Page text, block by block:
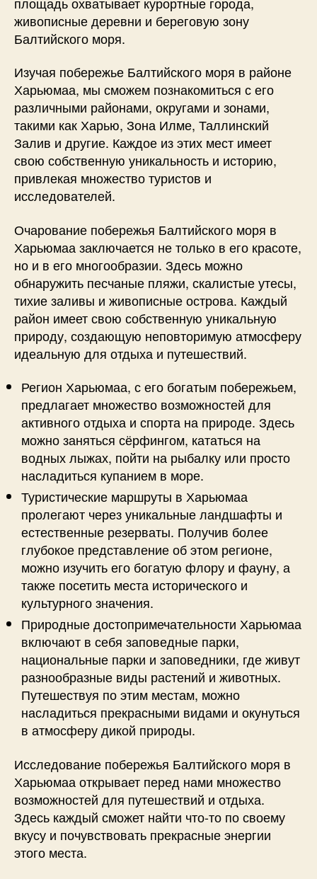
живописные деревни и береговую зону
Балтийского моря.
Изучая побережье Балтийского моря в районе
Харьюмаа, мы сможем познакомиться с его
различными районами, округами и зонами,
такими как Харью, Зона Илме, Таллинский
Залив и другие. Каждое из этих мест имеет
свою собственную уникальность и историю,
привлекая множество туристов и
исследователей.
Очарование побережья Балтийского моря в
Харьюмаа заключается не только в его красоте,
но и в его многообразии. Здесь можно
обнаружить песчаные пляжи, скалистые утесы,
тихие заливы и живописные острова. Каждый
район имеет свою собственную уникальную
природу, создающую неповторимую атмосферу
идеальную для отдыха и путешествий.
Регион Харьюмаа, с его богатым побережьем,
предлагает множество возможностей для
активного отдыха и спорта на природе. Здесь
можно заняться сёрфингом, кататься на
водных лыжах, пойти на рыбалку или просто
насладиться купанием в море.
Туристические маршруты в Харьюмаа
пролегают через уникальные ландшафты и
естественные резерваты. Получив более
глубокое представление об этом регионе,
можно изучить его богатую флору и фауну, а
также посетить места исторического и
культурного значения.
Природные достопримечательности Харьюмаа
включают в себя заповедные парки,
национальные парки и заповедники, где живут
разнообразные виды растений и животных.
Путешествуя по этим местам, можно
насладиться прекрасными видами и окунуться
в атмосферу дикой природы.
Исследование побережья Балтийского моря в
Харьюмаа открывает перед нами множество
возможностей для путешествий и отдыха.
Здесь каждый сможет найти что-то по своему
вкусу и почувствовать прекрасные энергии
этого места.